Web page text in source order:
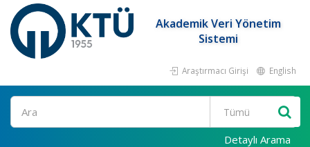
Akademik Veri Yönetim
Sistemi
Araştırmacı Girişi English
Ara
Detaylı Arama